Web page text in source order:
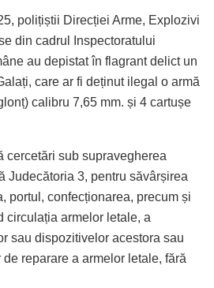
polițiștii Direcției Arme, Explozivi
din cadrul Inspectoratului
au depistat în flagrant delict un
care ar fi deținut ilegal o armă
calibru 7,65 mm. și 4 cartușe
cercetări sub supravegherea
Judecătoria 3, pentru săvârșirea
portul, confecționarea, precum și
circulația armelor letale, a
sau dispozitivelor acestora sau
reparare a armelor letale, fără